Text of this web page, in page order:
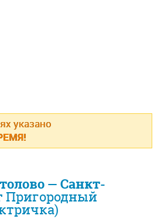
указано
— Санкт-
Пригородный